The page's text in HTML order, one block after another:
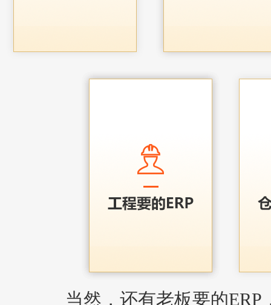
当然，还有老板要的ERP